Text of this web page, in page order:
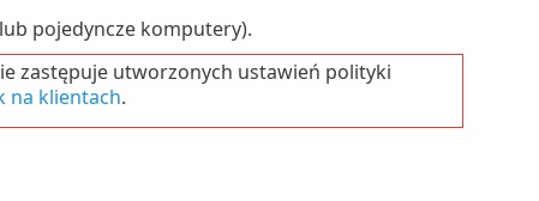
pojedyncze komputery).
zastępuje utworzonych ustawień polityki
na klientach.